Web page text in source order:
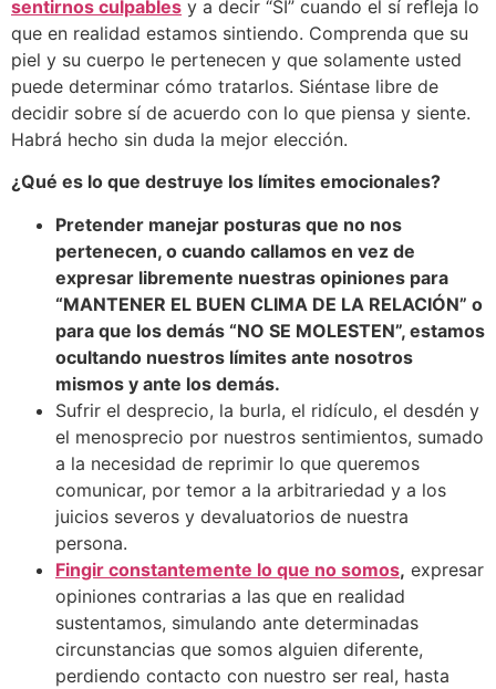
sentirnos culpables y a decir “SI” cuando el sí refleja lo
que en realidad estamos sintiendo. Comprenda que su
piel y su cuerpo le pertenecen y que solamente usted
puede determinar cómo tratarlos. Siéntase libre de
decidir sobre sí de acuerdo con lo que piensa y siente.
Habrá hecho sin duda la mejor elección.
¿Qué es lo que destruye los límites emocionales?
Pretender manejar posturas que no nos
pertenecen, o cuando callamos en vez de
expresar libremente nuestras opiniones para
“MANTENER EL BUEN CLIMA DE LA RELACIÓN” o
para que los demás “NO SE MOLESTEN”, estamos
ocultando nuestros límites ante nosotros
mismos y ante los demás.
Sufrir el desprecio, la burla, el ridículo, el desdén y
el menosprecio por nuestros sentimientos, sumado
a la necesidad de reprimir lo que queremos
comunicar, por temor a la arbitrariedad y a los
juicios severos y devaluatorios de nuestra
persona.
Fingir constantemente lo que no somos, expresar
opiniones contrarias a las que en realidad
sustentamos, simulando ante determinadas
circunstancias que somos alguien diferente,
perdiendo contacto con nuestro ser real, hasta